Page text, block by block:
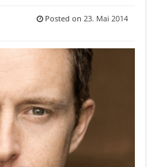
Posted on 23. Mai 2014